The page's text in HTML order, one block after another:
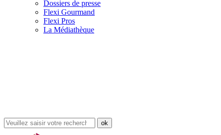
Dossiers de presse
Flexi Gourmand
Flexi Pros
La Médiathèque
Rechercher
dans